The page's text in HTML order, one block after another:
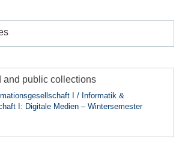
and public collections
I / Informatik &
I: Digitale Medien – Wintersemester